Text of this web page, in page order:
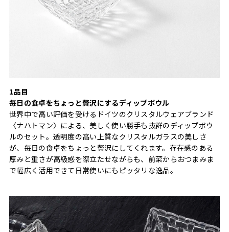
1品目
毎日の食卓をちょっと贅沢にするディップボウル
世界中で高い評価を受けるドイツのクリスタルウェアブランド
〈ナハトマン〉による、美しく使い勝手も抜群のディップボウ
ルのセット。透明度の高い上質なクリスタルガラスの美しさ
が、毎日の食卓をちょっと贅沢にしてくれます。存在感のある
厚みと重さが高級感を際立たせながらも、前菜からおつまみま
で幅広く活用できて日常使いにもピッタリな逸品。